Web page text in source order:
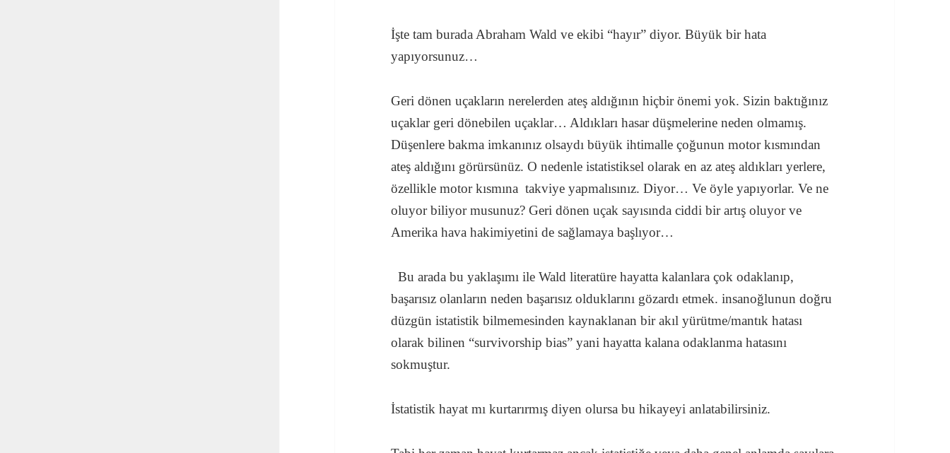
İşte tam burada Abraham Wald ve ekibi “hayır” diyor. Büyük bir hata
yapıyorsunuz…
Geri dönen uçakların nerelerden ateş aldığının hiçbir önemi yok. Sizin baktığınız
uçaklar geri dönebilen uçaklar… Aldıkları hasar düşmelerine neden olmamış.
Düşenlere bakma imkanınız olsaydı büyük ihtimalle çoğunun motor kısmından
ateş aldığını görürsünüz. O nedenle istatistiksel olarak en az ateş aldıkları yerlere,
özellikle motor kısmına takviye yapmalısınız. Diyor… Ve öyle yapıyorlar. Ve ne
oluyor biliyor musunuz? Geri dönen uçak sayısında ciddi bir artış oluyor ve
Amerika hava hakimiyetini de sağlamaya başlıyor…
Bu arada bu yaklaşımı ile Wald literatüre hayatta kalanlara çok odaklanıp,
başarısız olanların neden başarısız olduklarını gözardı etmek. insanoğlunun doğru
düzgün istatistik bilmemesinden kaynaklanan bir akıl yürütme/mantık hatası
olarak bilinen “survivorship bias” yani hayatta kalana odaklanma hatasını
sokmuştur.
İstatistik hayat mı kurtarırmış diyen olursa bu hikayeyi anlatabilirsiniz.